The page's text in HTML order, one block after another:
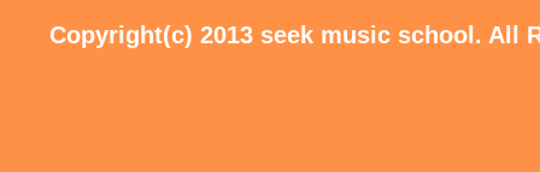
Copyright(c) 2013 seek music school. All